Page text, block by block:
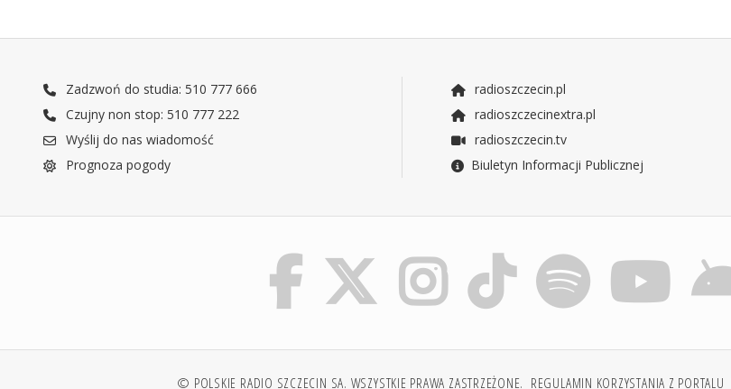
Zadzwoń do studia: 510 777 666
Czujny non stop: 510 777 222
Wyślij do nas wiadomość
Prognoza pogody
radioszczecin.pl
radioszczecinextra.pl
radioszczecin.tv
Biuletyn Informacji Publicznej
© POLSKIE RADIO SZCZECIN SA. WSZYSTKIE PRAWA ZASTRZEŻONE. REGULAMIN KORZYSTANIA Z PORTALU